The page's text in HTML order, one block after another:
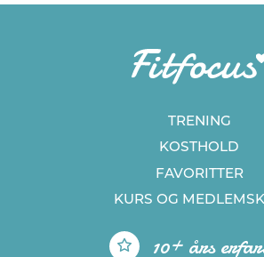
TRENING
KOSTHOLD
FAVORITTER
KURS OG
10+ års